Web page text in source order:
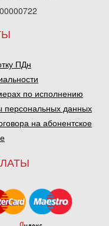
ПДн
по исполнению
персональных данных
на абонентское